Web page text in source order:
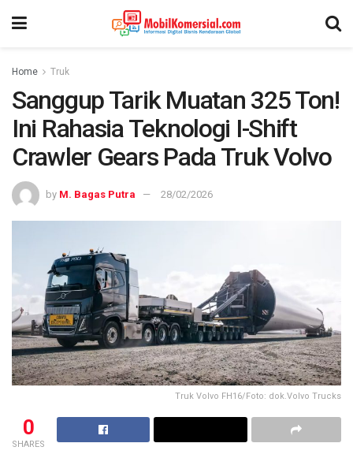
Home Truk
Sanggup Tarik Muatan 325 Ton!
Ini Rahasia Teknologi I-Shift
Crawler Gears Pada Truk Volvo
by M. Bagas Putra 28/02/2026
Truk Volvo FH16/Foto: dok.Volvo Trucks
0
SHARES